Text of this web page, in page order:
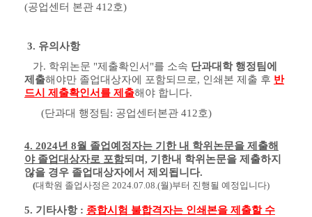
(공업센터 본관 412호)
3. 유의사항
가. 학위논문 "제출확인서"를 소속 단과대학 행정팀에
제출해야만 졸업대상자에 포함되므로, 인쇄본 제출 후 반
드시 제출확인서를 제출해야 합니다.
(단과대 행정팀: 공업센터본관 412호)
4. 2024년 8월 졸업예정자는 기한 내 학위논문을 제출해
야 졸업대상자로 포함되며, 기한내 학위논문을 제출하지
않을 경우 졸업대상자에서 제외됩니다.
(대학원 졸업사정은 2024.07.08.(월)부터 진행될 예정입니다)
5. 기타사항 : 종합시험 불합격자는 인쇄본을 제출할 수